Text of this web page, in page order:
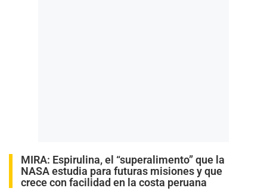
MIRA: Espirulina, el “superalimento” que la
NASA estudia para futuras misiones y que
crece con facilidad en la costa peruana